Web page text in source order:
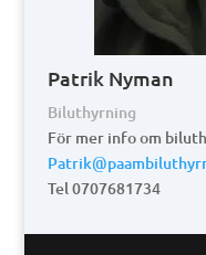
Patrik Nyman
Biluthyrning
För mer info om
Tel 0707681734